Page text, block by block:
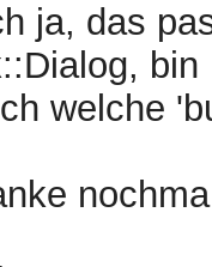
ja, das
welche